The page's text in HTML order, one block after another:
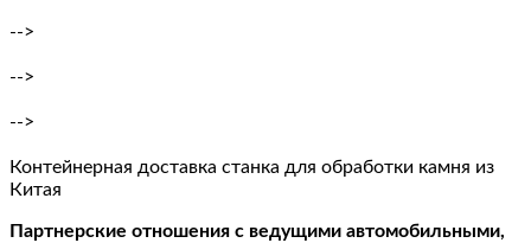
-->
-->
-->
Контейнерная доставка станка для обработки камня из
Китая
Партнерские отношения с ведущими автомобильными,